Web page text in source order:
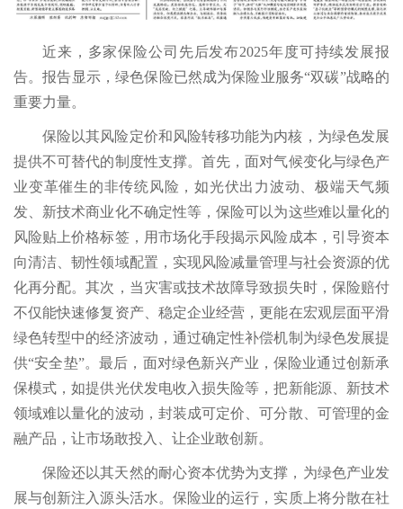
近来，多家保险公司先后发布2025年度可持续发展报
告。报告显示，绿色保险已然成为保险业服务“双碳”战略的
重要力量。
保险以其风险定价和风险转移功能为内核，为绿色发展
提供不可替代的制度性支撑。首先，面对气候变化与绿色产
业变革催生的非传统风险，如光伏出力波动、极端天气频
发、新技术商业化不确定性等，保险可以为这些难以量化的
风险贴上价格标签，用市场化手段揭示风险成本，引导资本
向清洁、韧性领域配置，实现风险减量管理与社会资源的优
化再分配。其次，当灾害或技术故障导致损失时，保险赔付
不仅能快速修复资产、稳定企业经营，更能在宏观层面平滑
绿色转型中的经济波动，通过确定性补偿机制为绿色发展提
供“安全垫”。最后，面对绿色新兴产业，保险业通过创新承
保模式，如提供光伏发电收入损失险等，把新能源、新技术
领域难以量化的波动，封装成可定价、可分散、可管理的金
融产品，让市场敢投入、让企业敢创新。
保险还以其天然的耐心资本优势为支撑，为绿色产业发
展与创新注入源头活水。保险业的运行，实质上将分散在社